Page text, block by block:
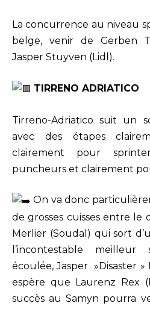
La concurrence au niveau
belge, venir de Gerben
Jasper Stuyven (Lidl).
TIRRENO ADRIATICO
Tirreno-Adriatico suit un
avec des étapes
clairement pour
puncheurs et clairement
On va donc
de grosses cuisses entre le
Merlier (Soudal) qui sort
l’incontestable
écoulée, Jasper »Disaster »
espère que Laurenz Rex
succès au Samyn pourra